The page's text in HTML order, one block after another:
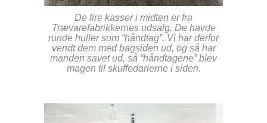
De fire kasser i midten er fra
Trævarefabrikkernes udsalg. De havde
runde huller som “håndtag”. Vi har derfor
vendt dem med bagsiden ud, og så har
manden savet ud, så “håndtagene” blev
magen til skuffedarierne i siden.